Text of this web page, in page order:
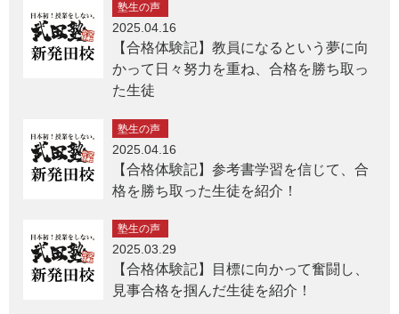
塾生の声
2025.04.16
【合格体験記】教員になるという夢に向
かって日々努力を重ね、合格を勝ち取っ
た生徒
塾生の声
2025.04.16
【合格体験記】参考書学習を信じて、合
格を勝ち取った生徒を紹介！
塾生の声
2025.03.29
【合格体験記】目標に向かって奮闘し、
見事合格を掴んだ生徒を紹介！